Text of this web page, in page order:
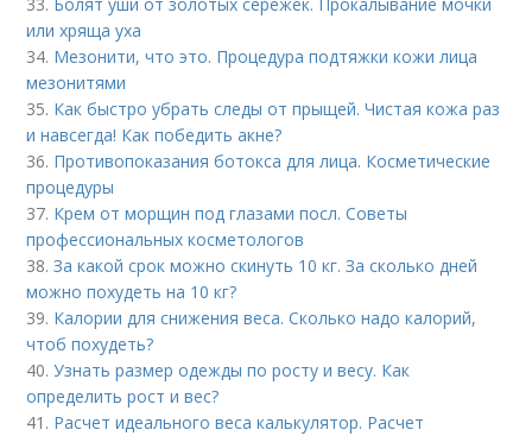
или хряща уха
34. Мезонити, что это. Процедура подтяжки кожи лица
мезонитями
35. Как быстро убрать следы от прыщей. Чистая кожа раз
и навсегда! Как победить акне?
36. Противопоказания ботокса для лица. Косметические
процедуры
37. Крем от морщин под глазами посл. Советы
профессиональных косметологов
38.За какой срок можно скинуть 10 кг. За сколько дней
можно похудеть на 10 кг?
39. Калории для снижения веса. Сколько надо калорий,
чтоб похудеть?
40.Узнать размер одежды по росту и весу. Как
определить рост и вес?
41. Расчет идеального веса калькулятор. Расчет